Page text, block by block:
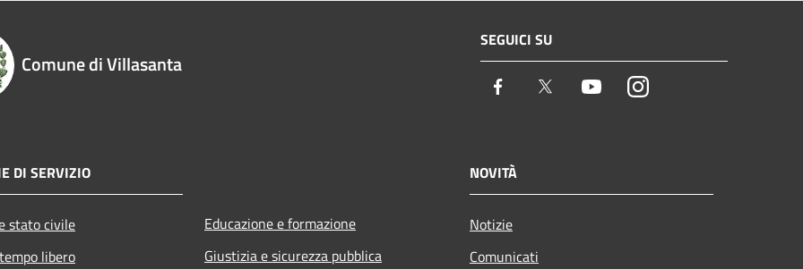
Comune di Villasanta
SEGUICI SU
Facebook Twitter YoutubeInstagram
DI SERVIZIO
stato civile
libero
Educazione e formazione
Giustizia e sicurezza pubblica
NOVITÀ
Notizie
Comunicati